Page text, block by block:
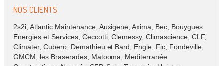
NOS CLIENTS
2s2i, Atlantic Maintenance, Auxigene, Axima, Bec, Bouygues
Energies et Services, Ceccotti, Clemessy, Climascience, CLF,
Climater, Cubero, Demathieu et Bard, Engie, Fic, Fondeville,
GMCM, les Braserades, Matooma, Mediterranée